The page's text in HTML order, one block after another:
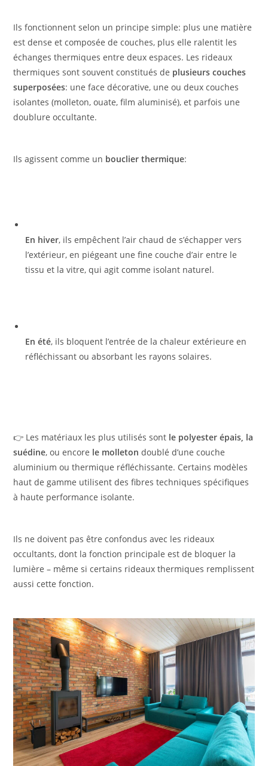
Ils fonctionnent selon un principe simple: plus une matière
est dense et composée de couches, plus elle ralentit les
échanges thermiques entre deux espaces. Les rideaux
thermiques sont souvent constitués de plusieurs couches
superposées: une face décorative, une ou deux couches
isolantes (molleton, ouate, film aluminisé), et parfois une
doublure occultante.
Ils agissent comme un bouclier thermique:
En hiver, ils empêchent l’air chaud de s’échapper vers
l’extérieur, en piégeant une fine couche d’air entre le
tissu et la vitre, qui agit comme isolant naturel.
En été, ils bloquent l’entrée de la chaleur extérieure en
réfléchissant ou absorbant les rayons solaires.
👉 Les matériaux les plus utilisés sont le polyester épais, la
suédine, ou encore le molleton doublé d’une couche
aluminium ou thermique réfléchissante. Certains modèles
haut de gamme utilisent des fibres techniques spécifiques
à haute performance isolante.
Ils ne doivent pas être confondus avec les rideaux
occultants, dont la fonction principale est de bloquer la
lumière – même si certains rideaux thermiques remplissent
aussi cette fonction.